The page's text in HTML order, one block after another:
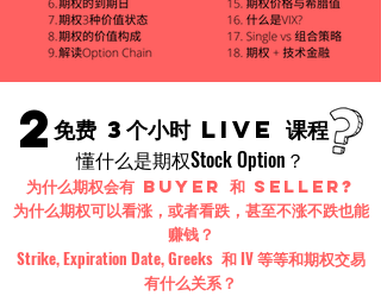
2免费 3个小时 Live 课程
懂什么是期权Stock Option ？
为什么期权会有 buyer 和 Seller?
为什么期权可以看涨，或者看跌，甚至不涨不跌也能
赚钱？
Strike, Expiration Date, Greeks和IV等等和期权交易
有什么关系？